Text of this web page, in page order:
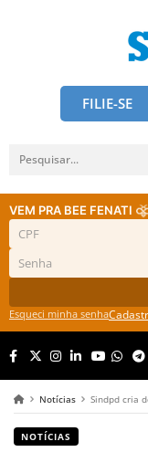
FILIE-SE
VEM PRA BEE FENATI
Esqueci minha senha
Notícias Sindpd cria
NOTÍCIAS